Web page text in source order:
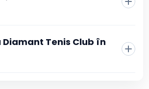
Diamant Tenis Club în